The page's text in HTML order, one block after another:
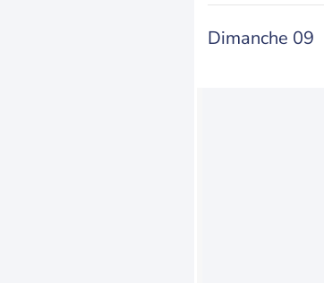
Dimanche 09